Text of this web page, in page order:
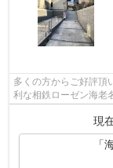
多くの方からご好評頂
利な相鉄ローゼン海老
現
「